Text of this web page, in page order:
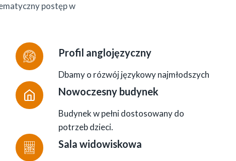
postęp w
Profil anglojęzyczny
Dbamy o rózwój językowy najmłodszych
Nowoczesny budynek
Budynek w pełni dostosowany do
potrzeb dzieci.
Sala widowiskowa